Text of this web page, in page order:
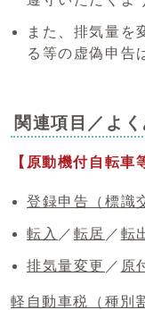
また、排気量を
る等の虚偽申告
関連項目／よ
【原動機付自転車
登録申告（標識
転入 ／ 転居 ／ 転
排気量変更 ／ 原
軽自動車税（種別